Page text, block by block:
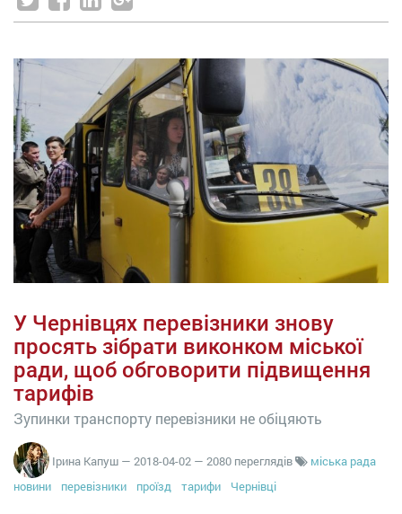
У Чернівцях перевізники знову
просять зібрати виконком міської
ради, щоб обговорити підвищення
тарифів
Зупинки транспорту перевізники не обіцяють
Ірина Капуш — 2018-04-02 — 2080 переглядів
міська рада
новини
перевізники проїзд тарифи Чернівці